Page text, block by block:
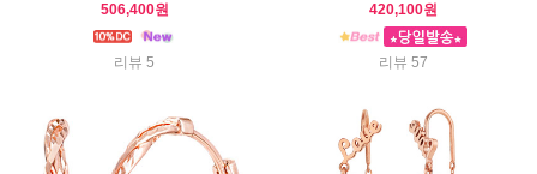
506,400원
리뷰 5
420,100원
리뷰 57